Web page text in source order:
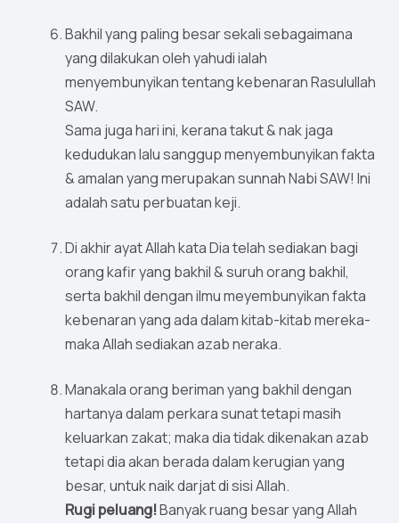
Bakhil yang paling besar sekali sebagaimana
yang dilakukan oleh yahudi ialah
menyembunyikan tentang kebenaran Rasulullah
SAW.
Sama juga hari ini, kerana takut & nak jaga
kedudukan lalu sanggup menyembunyikan fakta
& amalan yang merupakan sunnah Nabi SAW! Ini
adalah satu perbuatan keji.
Di akhir ayat Allah kata Dia telah sediakan bagi
orang kafir yang bakhil & suruh orang bakhil,
serta bakhil dengan ilmu meyembunyikan fakta
kebenaran yang ada dalam kitab-kitab mereka-
maka Allah sediakan azab neraka.
Manakala orang beriman yang bakhil dengan
hartanya dalam perkara sunat tetapi masih
keluarkan zakat; maka dia tidak dikenakan azab
tetapi dia akan berada dalam kerugian yang
besar, untuk naik darjat di sisi Allah.
Rugi peluang!Banyak ruang besar yang Allah